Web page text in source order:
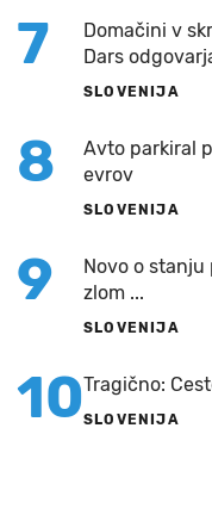
7
Domačini v
Dars
SLOVENIJA
8
Avto parkiral
evrov
SLOVENIJA
9
Novo o
zlom ...
SLOVENIJA
10Tragično:
SLOVENIJA